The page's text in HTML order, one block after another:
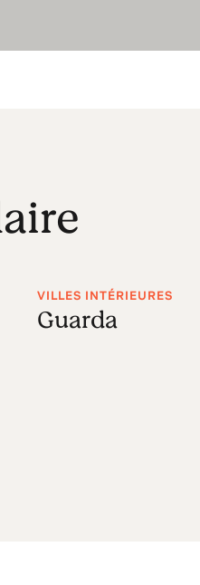
VILLES INTÉRIEURES
Guarda